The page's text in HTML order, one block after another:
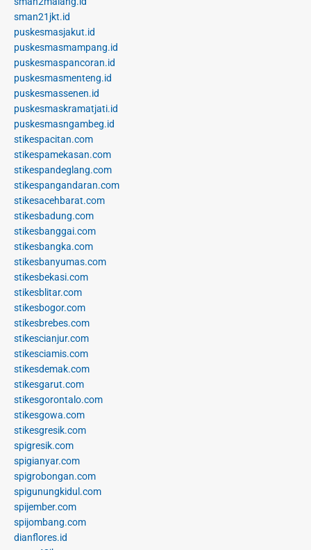
sman21jkt.id
puskesmasjakut.id
puskesmasmampang.id
puskesmaspancoran.id
puskesmasmenteng.id
puskesmassenen.id
puskesmaskramatjati.id
puskesmasngambeg.id
stikespacitan.com
stikespamekasan.com
stikespandeglang.com
stikespangandaran.com
stikesacehbarat.com
stikesbadung.com
stikesbanggai.com
stikesbangka.com
stikesbanyumas.com
stikesbekasi.com
stikesblitar.com
stikesbogor.com
stikesbrebes.com
stikescianjur.com
stikesciamis.com
stikesdemak.com
stikesgarut.com
stikesgorontalo.com
stikesgowa.com
stikesgresik.com
spigresik.com
spigianyar.com
spigrobongan.com
spigunungkidul.com
spijember.com
spijombang.com
dianflores.id